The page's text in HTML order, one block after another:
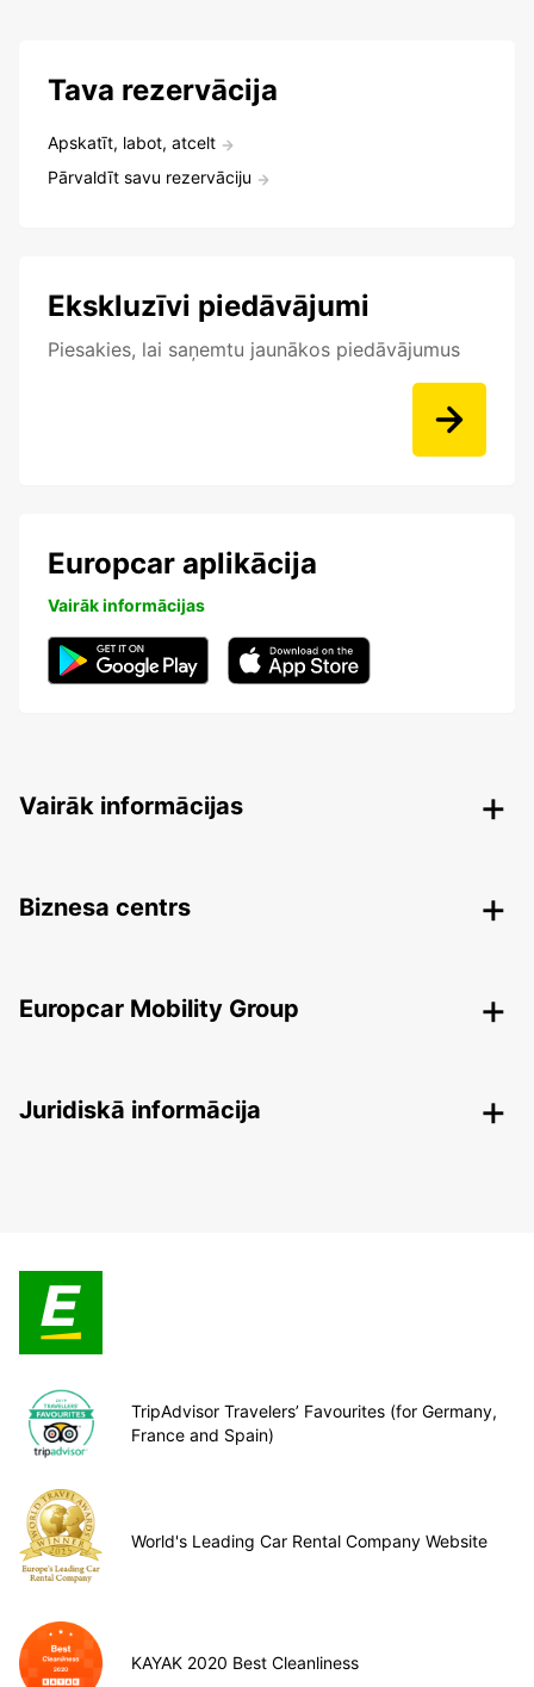
Tava rezervācija
Apskatīt, labot, atcelt
Pārvaldīt savu rezervāciju
Ekskluzīvi piedāvājumi
Piesakies, lai saņemtu jaunākos piedāvājumus
Europcar aplikācija
Vairāk informācijas
Vairāk informācijas
Biznesa centrs
Europcar Mobility Group
Juridiskā informācija
TripAdvisor Travelers’ Favourites (for Germany,
France and Spain)
World's Leading Car Rental Company Website
KAYAK 2020 Best Cleanliness